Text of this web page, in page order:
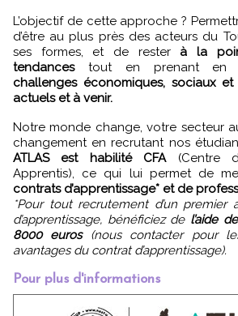
L’objectif de cette approche ? Permettre à nos étudiant.es
d’être au plus près des acteurs du
ses formes, et de rester à la
tendancestout en prenant en
challenges économiques, sociaux et
actuels et à venir.
Notre monde change, votre secteur aussi. Prenez part au
changement en recrutant nos
ATLAS est habilité CFA(Centre
Apprentis), ce qui lui permet de
contrats d’apprentissage* et de
*Pour tout recrutement d’un premier
d’apprentissage, bénéficiez de l’aide
8000 euros(nous contacter pour
avantages du contrat d’apprentissage).
Pour plus d'informations